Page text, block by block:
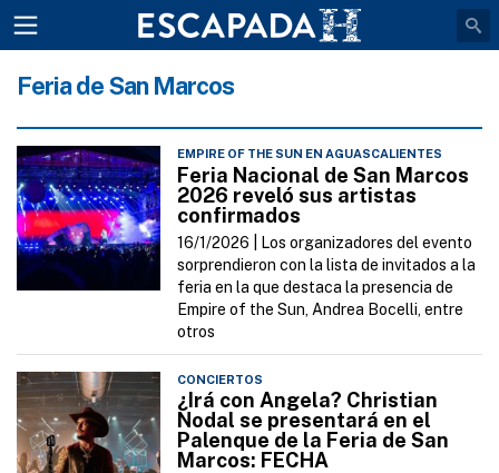
Feria de San Marcos
EMPIRE OF THE SUN EN AGUASCALIENTES
Feria Nacional de San Marcos
2026 reveló sus artistas
confirmados
16/1/2026 | Los organizadores del evento
sorprendieron con la lista de invitados a la
feria en la que destaca la presencia de
Empire of the Sun, Andrea Bocelli, entre
otros
CONCIERTOS
¿Irá con Angela? Christian
Nodal se presentará en el
Palenque de la Feria de San
Marcos: FECHA